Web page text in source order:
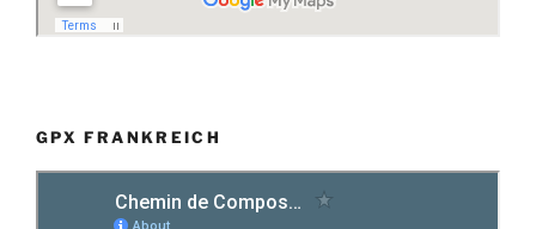
GPX FRANKREICH